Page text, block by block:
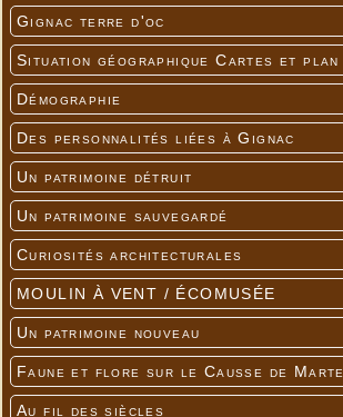
Gignac terre d'oc
Situation géographique Cartes et plan
Démographie
Des personnalités liées à Gignac
Un patrimoine détruit
Un patrimoine sauvegardé
Curiosités architecturales
MOULIN À VENT / ÉCOMUSÉE
Un patrimoine nouveau
Faune et flore sur le Causse de
Au fil des siècles